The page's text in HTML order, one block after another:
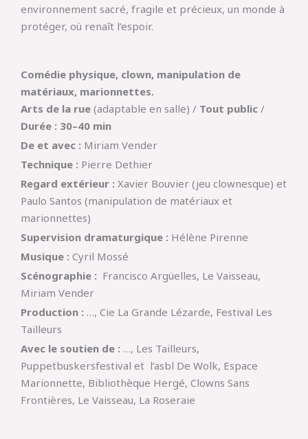
environnement sacré, fragile et précieux, un monde à
protéger, où renaît l’espoir.
Comédie physique, clown, manipulation de
matériaux, marionnettes.
Arts de la rue (adaptable en salle) / Tout public /
Durée : 30–40 min
De et avec : Miriam Vender
Technique : Pierre Dethier
Regard extérieur : Xavier Bouvier (jeu clownesque) et
Paulo Santos (manipulation de matériaux et
marionnettes)
Supervision dramaturgique : Hélène Pirenne
Musique : Cyril Mossé
Scénographie : Francisco Argüelles, Le Vaisseau,
Miriam Vender
Production : …, Cie La Grande Lézarde, Festival Les
Tailleurs
Avec le soutien de : …, Les Tailleurs,
Puppetbuskersfestival et l’asbl De Wolk, Espace
Marionnette, Bibliothèque Hergé, Clowns Sans
Frontières, Le Vaisseau, La Roseraie